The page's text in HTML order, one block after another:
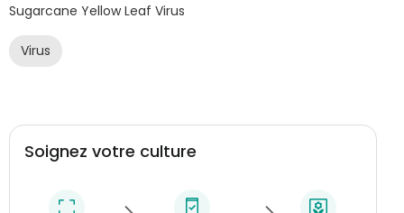
Sugarcane Yellow Leaf Virus
Virus
Soignez votre culture